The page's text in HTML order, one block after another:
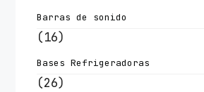
Barras de sonido
(16)
Bases Refrigeradoras
(26)